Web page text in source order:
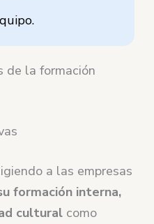
de la formación
a las empresas
formación interna,
cultural como